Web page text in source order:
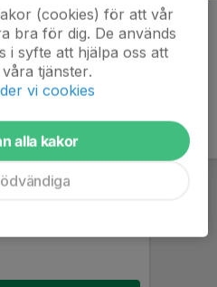
(cookies) för att vår
bra för dig. De används
i syfte att hjälpa oss att
tjänster.
vi cookies
alla kakor